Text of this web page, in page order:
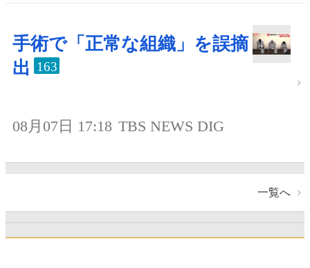
手術で「正常な組織」を誤摘
出
163
08月07日 17:18 TBS NEWS DIG
一覧へ